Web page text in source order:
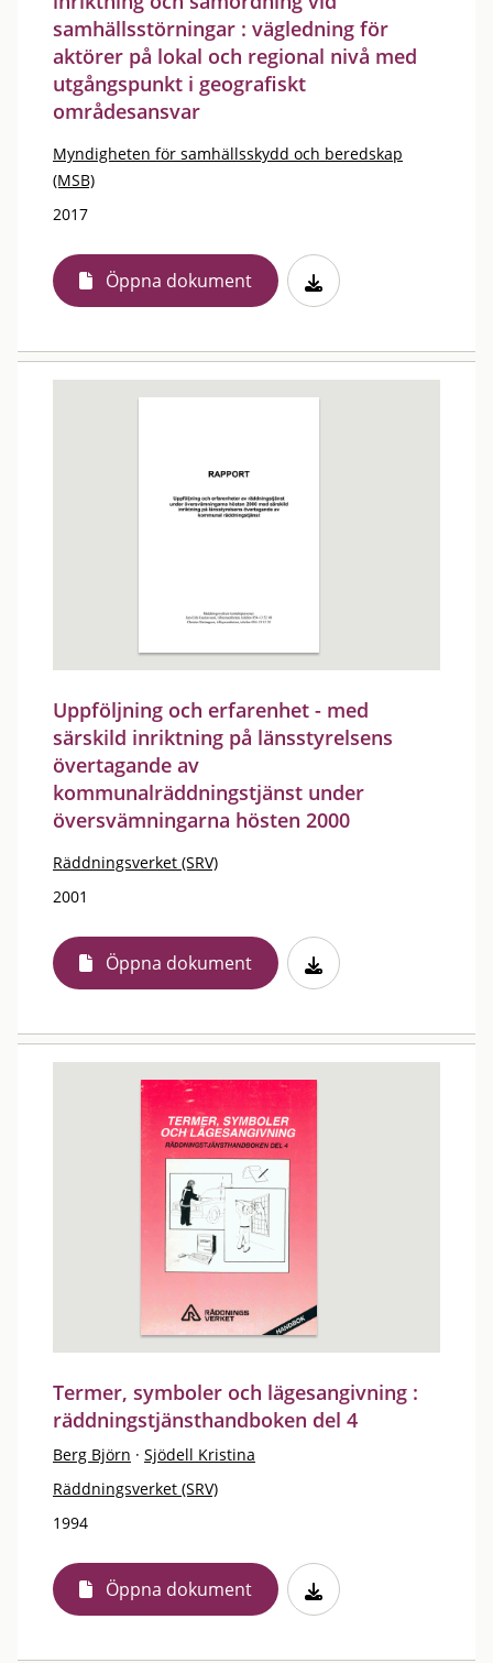
samhällsstörningar : vägledning för
aktörer på lokal och regional nivå med
utgångspunkt i geografiskt
områdesansvar
Myndigheten för samhällsskydd och beredskap
(MSB)
2017
Öppna dokument
Uppföljning och erfarenhet - med
särskild inriktning på länsstyrelsens
övertagande av
kommunalräddningstjänst under
översvämningarna hösten 2000
Räddningsverket (SRV)
2001
Öppna dokument
Termer, symboler och lägesangivning :
räddningstjänsthandboken del 4
Berg Björn · Sjödell Kristina
Räddningsverket (SRV)
1994
Öppna dokument